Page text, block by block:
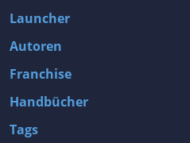
Launcher
Autoren
Franchise
Handbücher
Tags